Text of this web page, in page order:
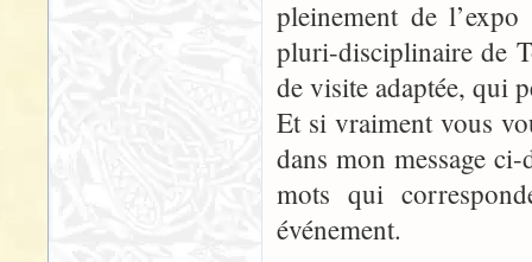
pleinement de
pluri-disciplinaire de
de visite adaptée, qui
Et si vraiment vous
dans mon message
mots qui
événement.